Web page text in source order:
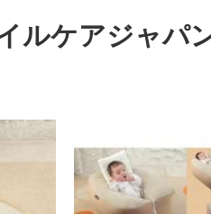
ルケアジャパ